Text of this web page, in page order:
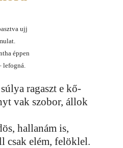
ujj
éppen
lefogná.
ragaszt e kő-
vak szobor, állok
hallanám is,
csak elém, felöklel.